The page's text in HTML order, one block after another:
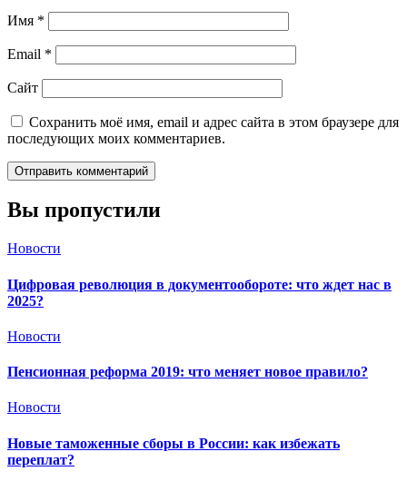
Имя *
Email *
Сайт
Сохранить моё имя, email и адрес сайта в этом браузере для
последующих моих комментариев.
Вы пропустили
Новости
Цифровая революция в документообороте: что ждет нас в
2025?
Новости
Пенсионная реформа 2019: что меняет новое правило?
Новости
Новые таможенные сборы в России: как избежать
переплат?